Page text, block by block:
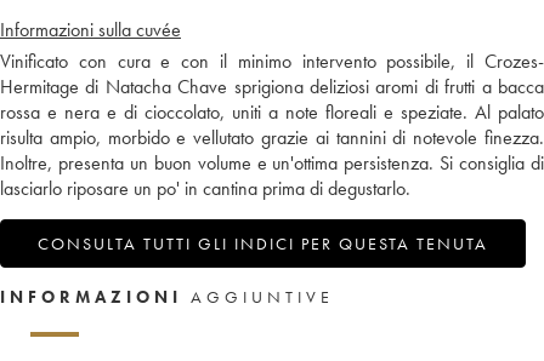
Informazioni sulla cuvée
Vinificato con cura e con il minimo intervento possibile, il Crozes-
Hermitage di Natacha Chave sprigiona deliziosi aromi di frutti a bacca
rossa e nera e di cioccolato, uniti a note floreali e speziate. Al palato
risulta ampio, morbido e vellutato grazie ai tannini di notevole finezza.
Inoltre, presenta un buon volume e un'ottima persistenza. Si consiglia di
lasciarlo riposare un po' in cantina prima di degustarlo.
CONSULTA TUTTI GLI INDICI PER QUESTA TENUTA
INFORMAZIONI AGGIUNTIVE